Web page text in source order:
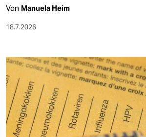
Von Manuela Heim
18.7.2026